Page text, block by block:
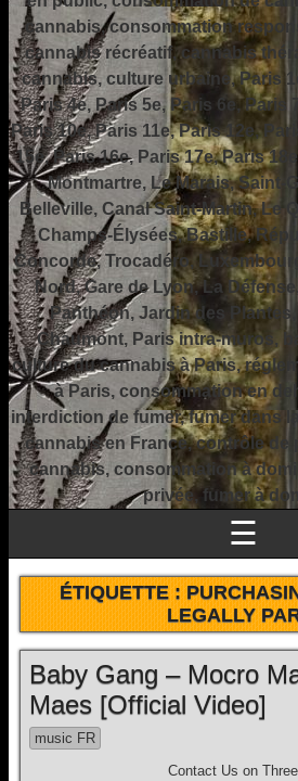
cannabis, consommation
cannabis récréatif, cannabis
cannabis, culture urbaine, Paris
Paris 4e, Paris 5e, Paris 6e, Paris
Paris 10e, Paris 11e, Paris 12e,
15e, Paris 16e, Paris 17e, Paris
Montmartre, Le Marais, Saint-
Belleville, Canal Saint-Martin, Le
Champs-Élysées, Bastille,
Concorde, Trocadéro,
Nord, Gare de Lyon, La
Panthéon, Jardin des
Chaumont, Paris intra-muros,
culture du cannabis à Paris,
à Paris, consommation en
interdiction de fumer, fumer dans
cannabis en France, contrôle de
cannabis, consommation à
privée, fumer à
☰
ÉTIQUETTE :
LEGALLY
Baby Gang – Mocro
Maes [Official Video]
music FR
Contact Us on